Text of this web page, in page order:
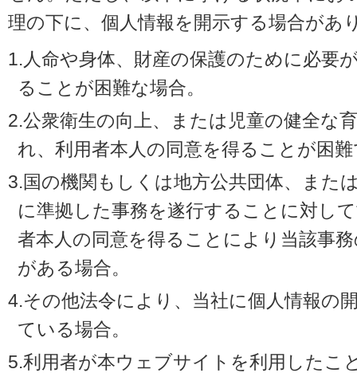
理の下に、個人情報を開示する場合があ
1.人命や身体、財産の保護のために必要
ることが困難な場合。
2.公衆衛生の向上、または児童の健全な
れ、利用者本人の同意を得ることが困
3.国の機関もしくは地方公共団体、また
に準拠した事務を遂行することに対し
者本人の同意を得ることにより当該事
がある場合。
4.その他法令により、当社に個人情報の
ている場合。
5.利用者が本ウェブサイトを利用したこ